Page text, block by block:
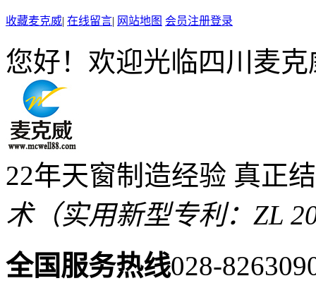
收藏麦克威| 在线留言| 网站地图 会员注册登录
您好！欢迎光临四川麦
22年天窗制造经验 真正
术（实用新型专利：ZL
全国服务热线028-